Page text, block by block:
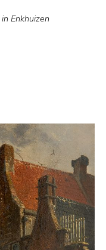
Enkhuizen